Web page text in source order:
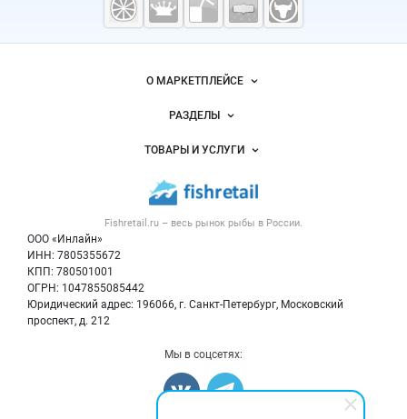
рыба,
морепродукты
Важные разделы и контакты
Fishretail.ru – весь рынок рыбы в России.
ООО «Инлайн»
ИНН: 7805355672
КПП: 780501001
ОГРН: 1047855085442
Юридический адрес: 196066, г. Санкт-Петербург, Московский
проспект, д. 212
Навигация по сайтуО МАРКЕТПЛЕЙСЕ
Новости Fishretail.ru
Размещение рекламы
Публичная оферта
Контактная информация
Политика обработки персональных данных
РАЗДЕЛЫ
Объявления
Новости рынка
Блог
ТОВАРЫ И УСЛУГИ
Рыба
Икра
Мы в соцсетях: